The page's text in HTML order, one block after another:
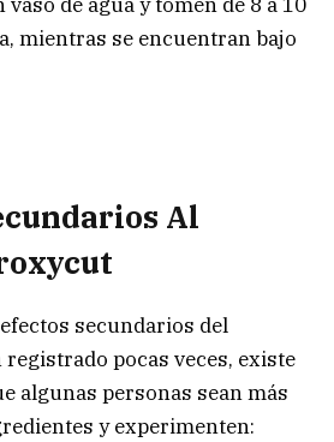
mientras se encuentran bajo
Al
secundarios del
pocas veces, existe
algunas personas sean más
y experimenten: